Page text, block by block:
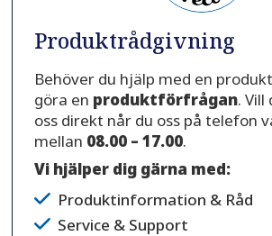
Produktrådgivning
Behöver du hjälp med en
göra en produktförfrågan. Vill
oss direkt når du oss på telefon
mellan 08.00 – 17.00.
Vi hjälper dig gärna med:
Produktinformation & Råd
Service & Support